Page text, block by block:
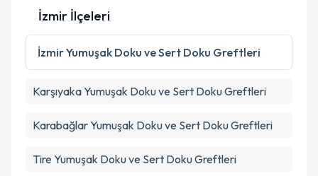
İzmir İlçeleri
İzmirYumuşak Doku ve Sert Doku Greftleri
KarşıyakaYumuşak Doku ve Sert Doku Greftleri
KarabağlarYumuşak Doku ve Sert Doku Greftleri
Tire Yumuşak Doku ve Sert Doku Greftleri